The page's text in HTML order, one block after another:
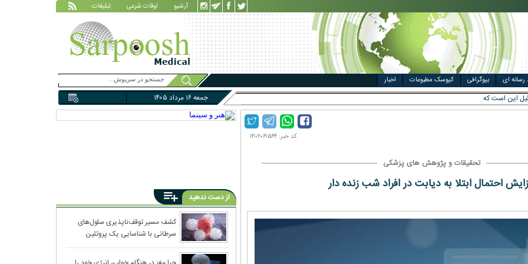
تبلیغات اوقات شرعی آرشیو خودرو
رسانه ای بیوگرافی کیوسک مطبوعات اخبار
جمعه ۱۶ مرداد ۱۴۰۵
کد خبر: ۱۴۰۲۰۶۱۵۶۴
تحقیقات و پژوهش های پزشکی
احتمال ابتلا به دیابت در افراد شب زنده دار
از دست ندهید
کشف مسیر توقف‌ناپذیری سلول‌های
سرطانی با شناسایی یک پروتئین